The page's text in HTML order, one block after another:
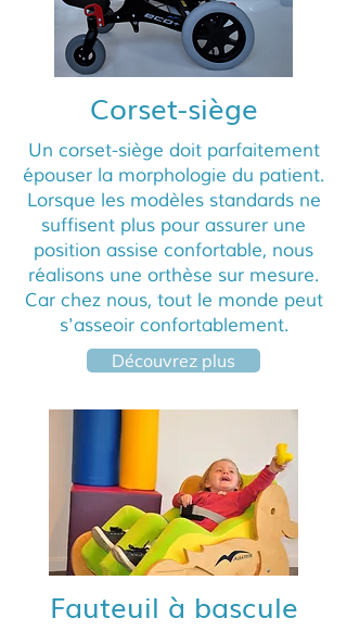
Corset-siège
Un corset-siège doit parfaitement
épouser la morphologie du patient.
Lorsque les modèles standards ne
suffisent plus pour assurer une
position assise confortable, nous
réalisons une orthèse sur mesure.
Car chez nous, tout le monde peut
s'asseoir confortablement.
Découvrez plus
Fauteuil à bascule